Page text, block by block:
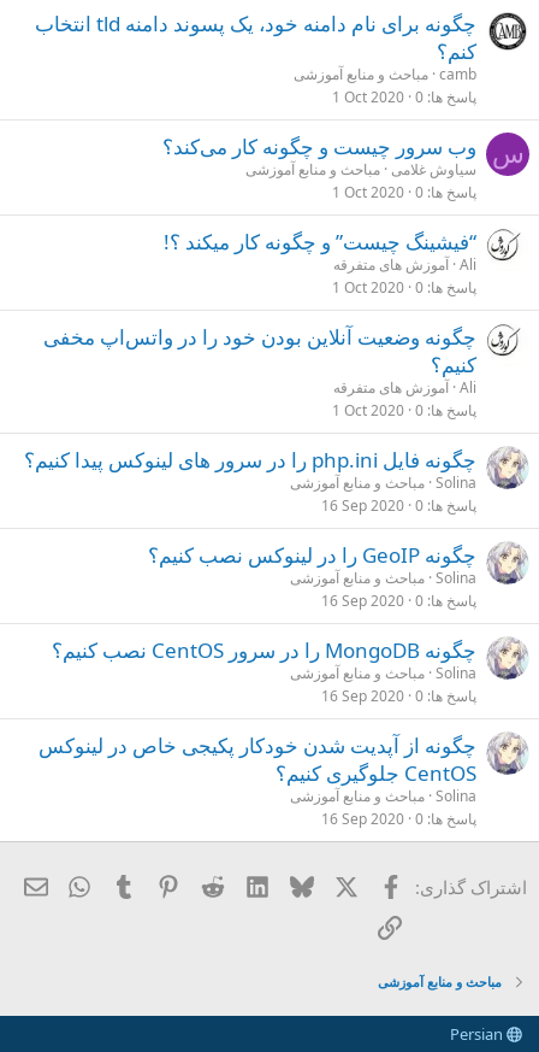
چگونه برای نام دامنه خود، یک پسوند دامنه tld انتخاب
کنم؟
camb مباحث و منابع آموزشی
پاسخ ها 0
1 Oct 2020
س وب سرور چیست و چگونه کار می‌کند؟
سیاوش غلامی مباحث و منابع آموزشی
پاسخ ها 0
1 Oct 2020
“فیشینگ چیست” و چگونه کار میکند ؟!
Ali آموزش های متفرقه
پاسخ ها 0
1 Oct 2020
چگونه وضعیت آنلاین بودن خود را در واتس‌اپ مخفی
کنیم؟
Ali آموزش های متفرقه
پاسخ ها 0
1 Oct 2020
چگونه فایل php.ini را در سرور های لینوکس پیدا کنیم؟
Solina مباحث و منابع آموزشی
پاسخ ها 0
16 Sep 2020
چگونه GeoIP را در لینوکس نصب کنیم؟
Solina مباحث و منابع آموزشی
پاسخ ها 0
16 Sep 2020
چگونه MongoDB را در سرور CentOS نصب کنیم؟
Solina مباحث و منابع آموزشی
پاسخ ها 0
16 Sep 2020
چگونه از آپدیت شدن خودکار پکیجی خاص در لینوکس
CentOS جلوگیری کنیم؟
Solina مباحث و منابع آموزشی
پاسخ ها 0
16 Sep 2020
اشتراک گذاری: فیسبوک Bluesky
LinkedIn
Reddit
Pinterest
Tumblr
لینک
مباحث و منابع آموزشی